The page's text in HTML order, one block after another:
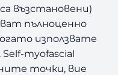
възстановени)
пълноценно
използвате
Self-myofascial
точки, вие